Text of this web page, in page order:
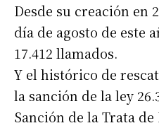
Desde su creación en
día de agosto de este
17.412 llamados.
Y el histórico de
la sanción de la ley
Sanción de la Trata de